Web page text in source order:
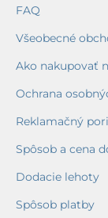
FAQ
Všeobecné
Ako nakupovať
Ochrana
Reklamačný
Spôsob a cena
Dodacie lehoty
Spôsob platby